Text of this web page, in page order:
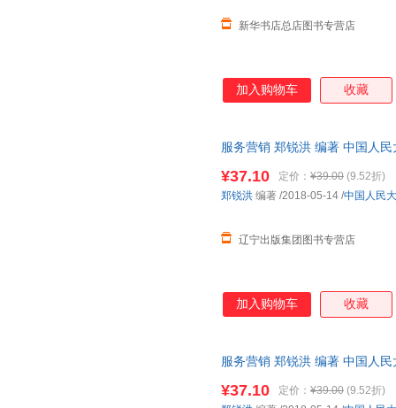
新华书店总店图书专营店
加入购物车 收藏
服务营销 郑锐洪 编著 中国人
¥37.10 定价： ¥39.00 (9.52折)
辽宁出版集团图书专营店
郑锐洪 编著 /2018-05-14 /中国人民
加入购物车 收藏
服务营销 郑锐洪 编著 中国人
¥37.10 定价： ¥39.00 (9.52折)